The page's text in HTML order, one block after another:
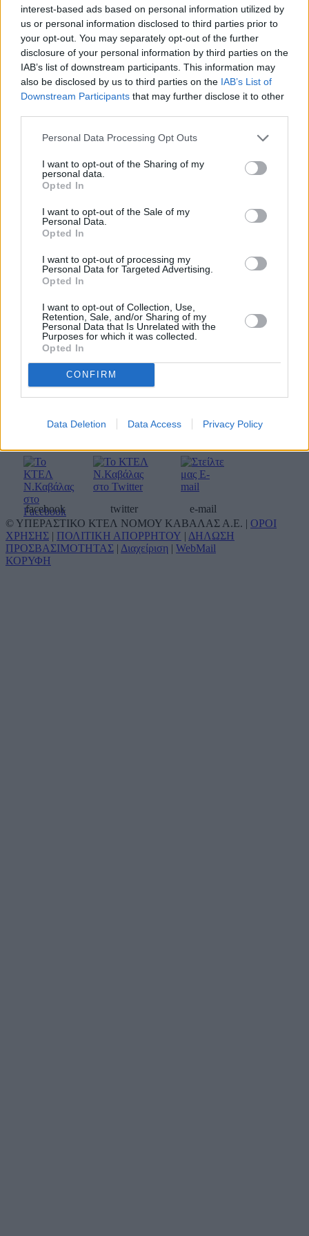
interest-based ads based on personal information utilized by
us or personal information disclosed to third parties prior to
your opt-out. You may separately opt-out of the further
disclosure of your personal information by third parties on the
IAB’s list of downstream participants. This information may
also be disclosed by us to third parties on the IAB’s List of
Downstream Participants that may further disclose it to other
Personal Data Processing Opt Outs
I want to opt-out of the Sharing of my
personal data.
Opted In
I want to opt-out of the Sale of my
Personal Data.
Opted In
I want to opt-out of processing my
Personal Data for Targeted Advertising.
Opted In
I want to opt-out of Collection, Use,
Retention, Sale, and/or Sharing of my
Personal Data that Is Unrelated with the
Purposes for which it was collected.
Opted In
CONFIRM
Data Deletion Data Access Privacy Policy
χαρούμε να σας βοηθήσουμε.
Επικοινωνία
Εάν επιθυμείτε να αναφέρετε κάποιο ζήτημα
προσβασιμότητας, έχετε οποιεσδήποτε ερωτήσεις ή
χρειάζεστε βοήθεια, επικοινωνήστε με την Υποστήριξη
στην ηλεκτρονική διεύθυνση αλληλογραφίας:
.
Τηλέφωνα επικοινωνίας
Σταθμαρχείο Καβάλας
(ΔΡΟΜΟΛΟΓΙΑ &
ΠΛΗΡΟΦΟΡΙΕΣ)
2510 222294
Αποθήκη δεμάτων Καβάλας
2510 232267
Σταθμαρχείο Χρυσούπολης
Σταθμαρχείο Ελευθερούπολης
Σταθμαρχείο Θάσου
25930 22162
Σταθμαρχείο Αθηνών
210 5129407
Σταθμαρχείο Θεσσαλονίκης
2310 595422
Αποθήκη δεμάτων Θεσ/κης
Τουριστικό γραφείο ΚΤΕΛ
Καβάλας Α.Ε. (Οργανωμένα
ταξίδια & μίσθωση
πούλμαν)
2510 310090
Κοινωνικά δίκτυα
facebook twitter
e-mail
© ΥΠΕΡΑΣΤΙΚΟ ΚΤΕΛ ΝΟΜΟΥ ΚΑΒΑΛΑΣ Α.Ε. | ΟΡΟΙ
ΧΡΗΣΗΣ | ΠΟΛΙΤΙΚΗ ΑΠΟΡΡΗΤΟΥ | ΔΗΛΩΣΗ
ΠΡΟΣΒΑΣΙΜΟΤΗΤΑΣ | Διαχείριση | WebMail
ΚΟΡΥΦΗ